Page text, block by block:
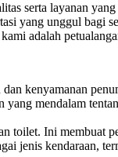
serta layanan
yang unggul bagi
adalah
kenyamanan
mendalam
toilet. Ini membuat
jenis kendaraan,